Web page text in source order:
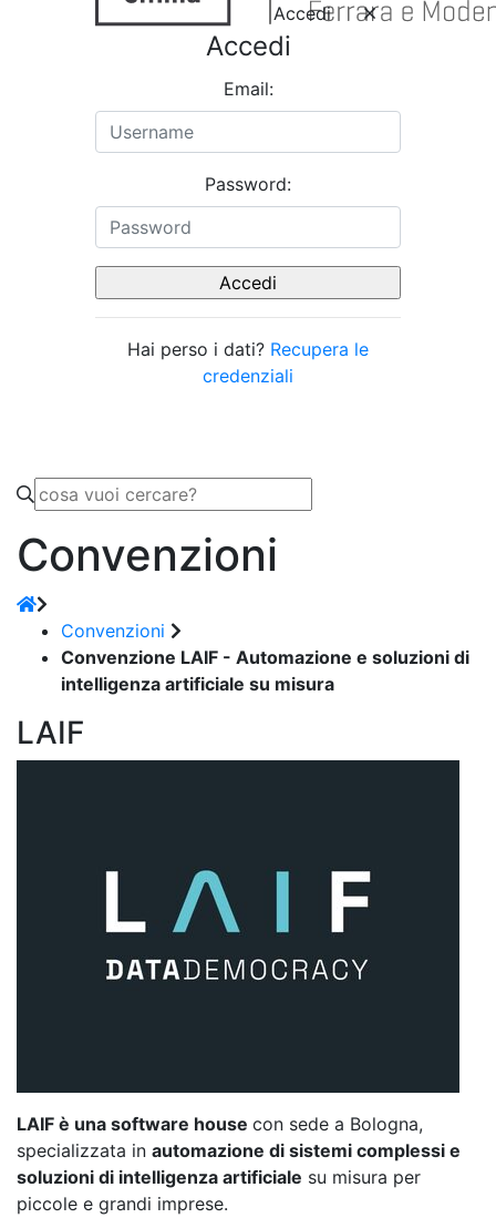
Accedi
Accedi
Email:
Password:
Hai perso i dati? Recupera le
credenziali
Convenzioni
Convenzioni
Convenzione LAIF - Automazione e soluzioni di
intelligenza artificiale su misura
LAIF
LAIF è una software house con sede a Bologna,
specializzata in automazione di sistemi complessi e
soluzioni di intelligenza artificiale su misura per
piccole e grandi imprese.